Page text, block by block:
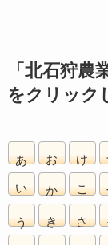
「北石狩農
をクリック
あ
い
う
お
か
き
け
こ
さ